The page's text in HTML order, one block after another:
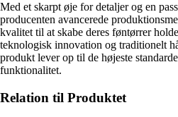
Med et skarpt øje for detaljer og en
producenten avancerede
kvalitet til at skabe deres føntørrer
teknologisk innovation og traditionelt
produkt lever op til de højeste
funktionalitet.
Relation til Produktet